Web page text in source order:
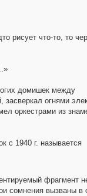
рисует что-то, то
домишек между
огнями
оркестрами из
1940 г. называется
фрагмент
сомнения вызваны в